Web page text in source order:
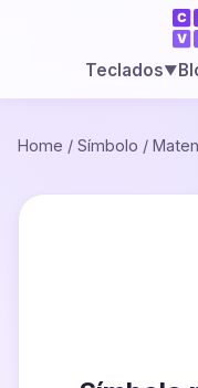
Teclados▼
Home / Símbolo /